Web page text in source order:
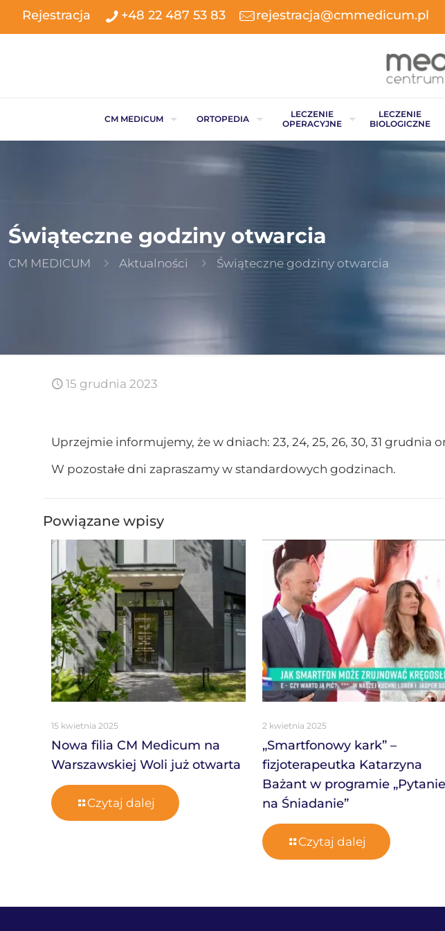
Rejestracja +48 22 487 53 83 rejestracja@cmmedicum.pl
CM MEDICUM ORTOPEDIA
LECZENIE
OPERACYJNE
LECZENIE
BIOLOGICZNE
Świąteczne godziny otwarcia
CM MEDICUM Aktualności Świąteczne godziny otwarcia
15 grudnia 2023
Uprzejmie informujemy, że w dniach: 23, 24, 25, 26, 30, 31 grudnia
W pozostałe dni zapraszamy w standardowych godzinach.
Powiązane wpisy
15 kwietnia 2025
Nowa filia CM Medicum na
Warszawskiej Woli już otwarta
Czytaj dalej
2 kwietnia 2025
„Smartfonowy kark” –
fizjoterapeutka Katarzyna
Bażant w programie „Pytanie
na Śniadanie”
Czytaj dalej